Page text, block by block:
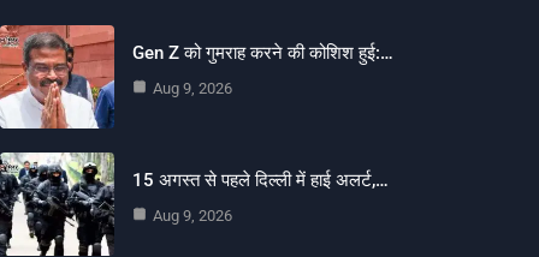
Gen Z को गुमराह करने की कोशिश हुई:…
Aug 9, 2026
15 अगस्त से पहले दिल्ली में हाई अलर्ट,…
Aug 9, 2026